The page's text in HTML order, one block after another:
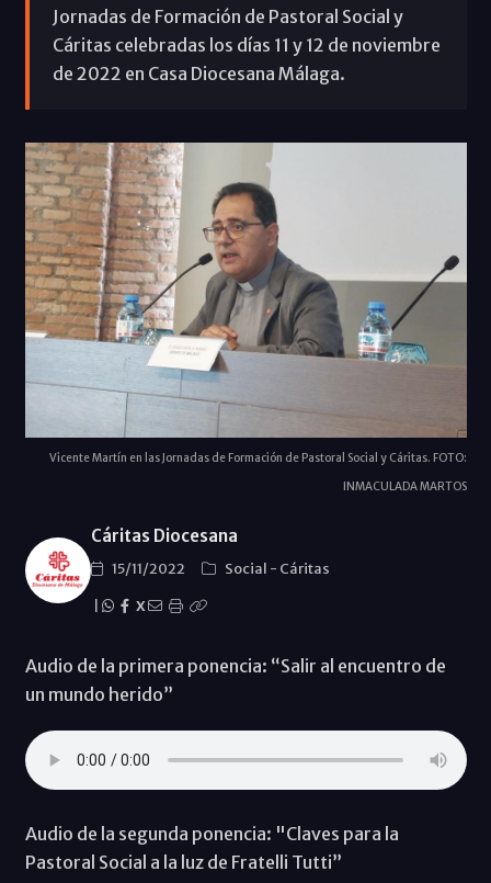
Jornadas de Formación de Pastoral Social y
Cáritas celebradas los días 11 y 12 de noviembre
de 2022 en Casa Diocesana Málaga.
Vicente Martín en las Jornadas de Formación de Pastoral Social y Cáritas. FOTO:
INMACULADA MARTOS
Cáritas Diocesana
15/11/2022 Social - Cáritas
X
Audio de la primera ponencia: “Salir al encuentro de
un mundo herido”
Audio de la segunda ponencia: "Claves para la
Pastoral Social a la luz de Fratelli Tutti”